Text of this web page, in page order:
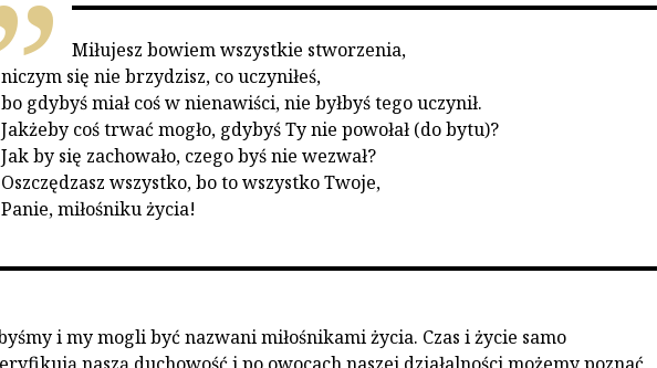
Miłujesz bowiem wszystkie stworzenia,
niczym się nie brzydzisz, co uczyniłeś,
bo gdybyś miał coś w nienawiści, nie byłbyś tego uczynił.
Jakżeby coś trwać mogło, gdybyś Ty nie powołał (do bytu)?
Jak by się zachowało, czego byś nie wezwał?
Oszczędzasz wszystko, bo to wszystko Twoje,
Panie, miłośniku życia!
i my mogli być nazwani miłośnikami życia. Czas i życie samo